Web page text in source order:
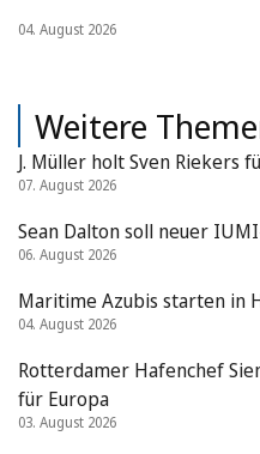
04. August 2026
Weitere
J. Müller holt Sven Riekers
07. August 2026
Sean Dalton soll neuer
06. August 2026
Maritime Azubis starten in
04. August 2026
Rotterdamer Hafenchef
für Europa
03. August 2026